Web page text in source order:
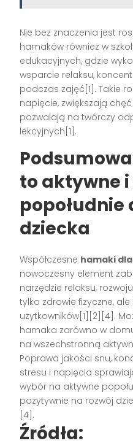
Nie bez znaczenia jest
hamaków również w
edukacyjnych, gdzie
wsparcie relaksu,
podczas zajęć[1]. Takie
napięcie, zwiększają
pozwalają na twórczy
lekcyjnych[1].
to aktywne
popołudnie
dziecka
Współczesne hamaki
nowoczesny element
narzędzie relaksu,
tylko zdrowie fizyczne,
użytkowników[1][2][4].
hamaka zarówno w
na wszechstronną
Poprawa jakości snu,
stresu i napięcia
wybór na aktywne
pozytywnie na rozwój
[4].
Źródła: